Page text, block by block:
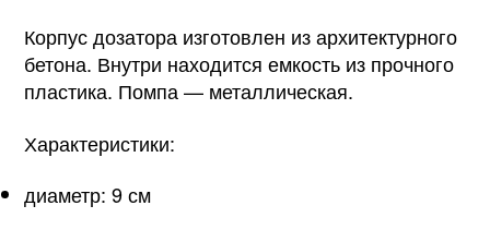
Корпус дозатора изготовлен из архитектурного
бетона. Внутри находится емкость из прочного
пластика. Помпа — металлическая.
Характеристики:
диаметр: 9 см